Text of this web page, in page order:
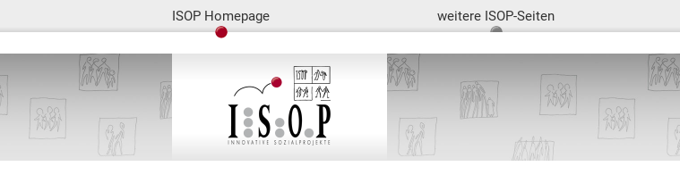
ISOP Homepage weitere ISOP-Seiten